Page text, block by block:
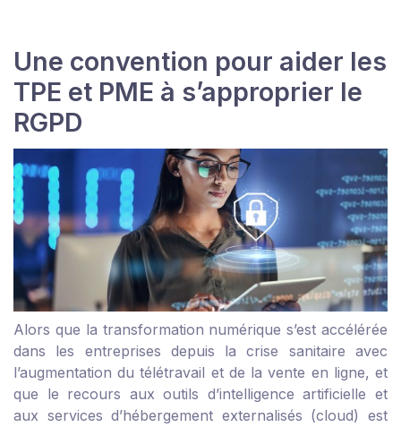
Une convention pour aider les
TPE et PME à s’approprier le
RGPD
Alors que la transformation numérique s’est accélérée
dans les entreprises depuis la crise sanitaire avec
l’augmentation du télétravail et de la vente en ligne, et
que le recours aux outils d’intelligence artificielle et
aux services d’hébergement externalisés (cloud) est